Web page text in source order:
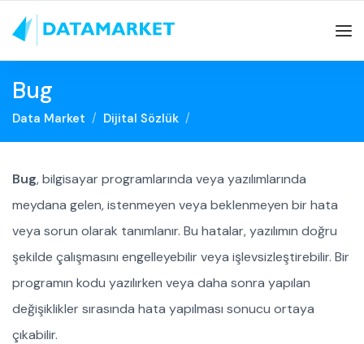
Bug
Data Market Dijital Sözlük
Bug, bilgisayar programlarında veya yazılımlarında
meydana gelen, istenmeyen veya beklenmeyen bir hata
veya sorun olarak tanımlanır. Bu hatalar, yazılımın doğru
şekilde çalışmasını engelleyebilir veya işlevsizleştirebilir. Bir
programın kodu yazılırken veya daha sonra yapılan
değişiklikler sırasında hata yapılması sonucu ortaya
çıkabilir.